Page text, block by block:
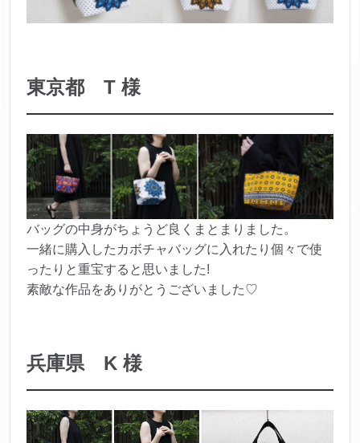
東京都 T 様
バッグの中身がちょうど良くまとまりました。
一緒に購入したカボチャバッグに入れたり個々で使
ったりと重宝すると思いました!
素敵な作品をありがとうございました♡
兵庫県 K 様